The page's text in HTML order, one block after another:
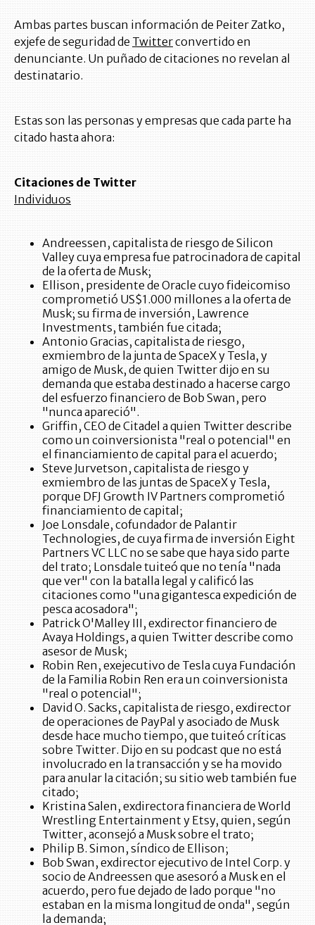
Ambas partes buscan información de Peiter Zatko,
exjefe de seguridad de Twitterconvertido en
denunciante. Un puñado de citaciones no revelan al
destinatario.
Estas son las personas y empresas que cada parte ha
citado hasta ahora:
Citaciones de Twitter
Individuos
Andreessen, capitalista de riesgo de Silicon
Valley cuya empresa fue patrocinadora de capital
de la oferta de Musk;
Ellison, presidente de Oracle cuyo fideicomiso
comprometió US$1.000 millones a la oferta de
Musk; su firma de inversión, Lawrence
Investments, también fue citada;
Antonio Gracias, capitalista de riesgo,
exmiembro de la junta de SpaceX y Tesla, y
amigo de Musk, de quien Twitter dijo en su
demanda que estaba destinado a hacerse cargo
del esfuerzo financiero de Bob Swan, pero
"nunca apareció".
Griffin, CEO de Citadel a quien Twitter describe
como un coinversionista "real o potencial" en
el financiamiento de capital para el acuerdo;
Steve Jurvetson, capitalista de riesgo y
exmiembro de las juntas de SpaceX y Tesla,
porque DFJ Growth IV Partners comprometió
financiamiento de capital;
Joe Lonsdale, cofundador de Palantir
Technologies, de cuya firma de inversión Eight
Partners VC LLC no se sabe que haya sido parte
del trato; Lonsdale tuiteó que no tenía "nada
que ver" con la batalla legal y calificó las
citaciones como "una gigantesca expedición de
pesca acosadora";
Patrick O'Malley III, exdirector financiero de
Avaya Holdings, a quien Twitter describe como
asesor de Musk;
Robin Ren, exejecutivo de Tesla cuya Fundación
de la Familia Robin Ren era un coinversionista
"real o potencial";
David O. Sacks, capitalista de riesgo, exdirector
de operaciones de PayPal y asociado de Musk
desde hace mucho tiempo, que tuiteó críticas
sobre Twitter. Dijo en su podcast que no está
involucrado en la transacción y se ha movido
para anular la citación; su sitio web también fue
citado;
Kristina Salen, exdirectora financiera de World
Wrestling Entertainment y Etsy, quien, según
Twitter, aconsejó a Musk sobre el trato;
Philip B. Simon, síndico de Ellison;
Bob Swan, exdirector ejecutivo de Intel Corp. y
socio de Andreessen que asesoró a Musk en el
acuerdo, pero fue dejado de lado porque "no
estaban en la misma longitud de onda", según
la demanda;